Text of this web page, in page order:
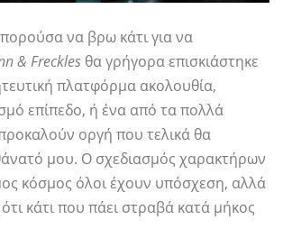
να βρω κάτι για να
& Freckles θα γρήγορα επισκιάστηκε
πλατφόρμα ακολουθία,
επίπεδο, ή ένα από τα πολλά
οργή που τελικά θα
μου. Ο σχεδιασμός χαρακτήρων
κόσμος όλοι έχουν υπόσχεση, αλλά
κάτι που πάει στραβά κατά μήκος